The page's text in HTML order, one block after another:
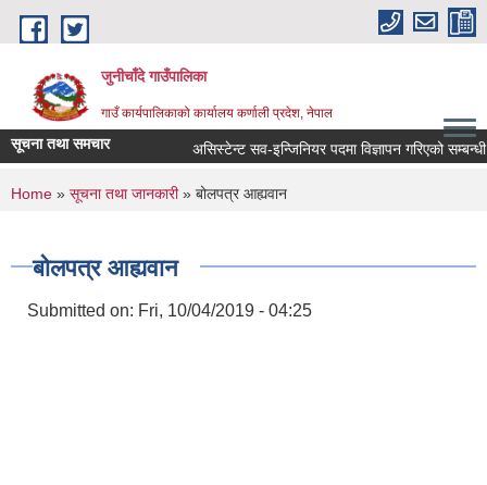
Skip to main content
जुनीचाँदे गाउँपालिका
गाउँ कार्यपालिकाको कार्यालय कर्णाली प्रदेश, नेपाल
सूचना तथा समचार असिस्टेन्ट सव-इन्जिनियर पदमा विज्ञापन गरिएको सम्बन्धी
You are here
Home » सूचना तथा जानकारी» बोलपत्र आह्यवान
बोलपत्र आह्यवान
Submitted on: Fri, 10/04/2019 - 04:25